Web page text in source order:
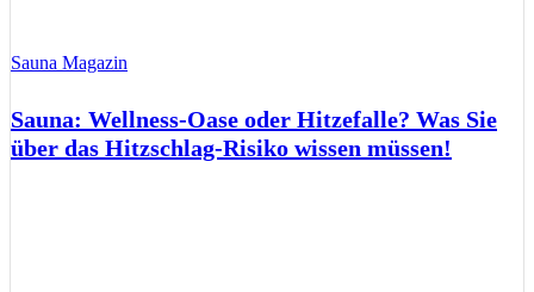
Sauna Magazin
Sauna: Wellness-Oase oder Hitzefalle? Was Sie
über das Hitzschlag-Risiko wissen müssen!